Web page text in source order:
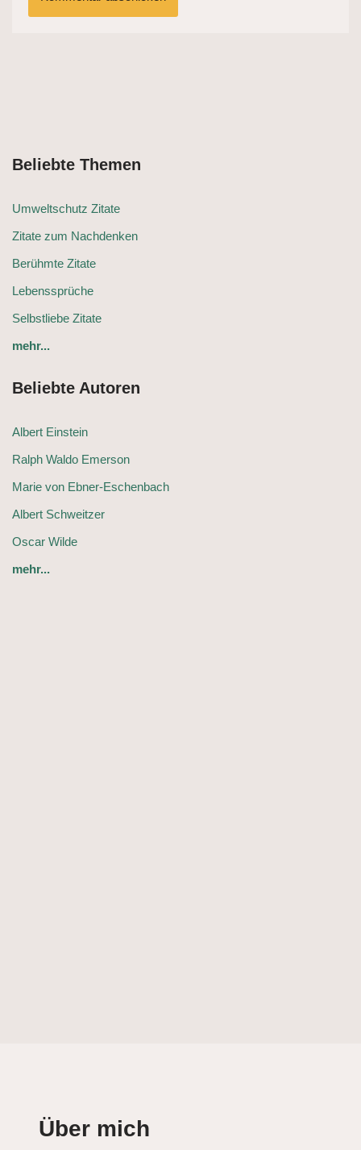
Beliebte Themen
Umweltschutz Zitate
Zitate zum Nachdenken
Berühmte Zitate
Lebenssprüche
Selbstliebe Zitate
mehr...
Beliebte Autoren
Albert Einstein
Ralph Waldo Emerson
Marie von Ebner-Eschenbach
Albert Schweitzer
Oscar Wilde
mehr...
Über mich